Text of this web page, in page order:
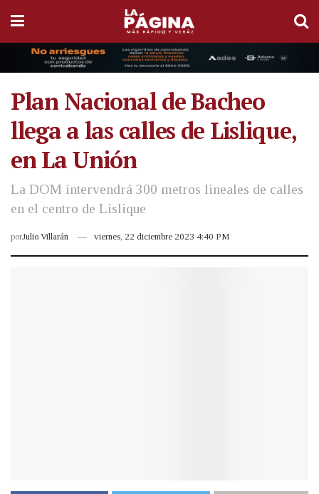
Plan Nacional de Bacheo
llega a las calles de Lislique,
en La Unión
La DOM intervendrá 300 metros lineales de calles
en el centro de Lislique
porJulio Villarán viernes, 22 diciembre 2023 4:40 PM